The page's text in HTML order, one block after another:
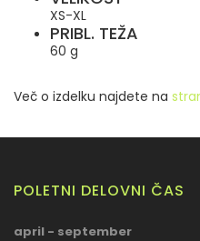
XS-XL
PRIBL. TEŽA
60 g
Več o izdelku najdete na
POLETNI DELOVNI ČAS
april - september